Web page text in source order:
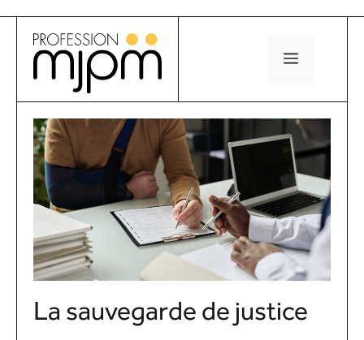
Aller
contenu
MENU
La sauvegarde de justice